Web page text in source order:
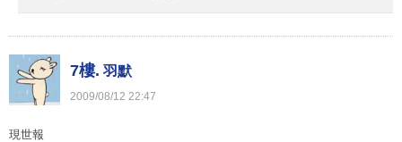
7樓. 羽默
2009/08/12 22:47
現世報